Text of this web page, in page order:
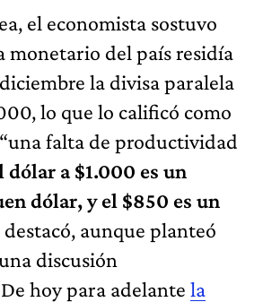
el economista sostuvo
monetario del país residía
la divisa paralela
lo que lo calificó como
falta de productividad
dólar a $1.000 es un
dólar, y el $850 es un
destacó, aunque planteó
discusión
hoy para adelante la